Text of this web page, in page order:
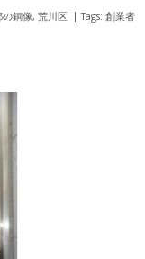
の銅像, 荒川区 Tags: 創業者